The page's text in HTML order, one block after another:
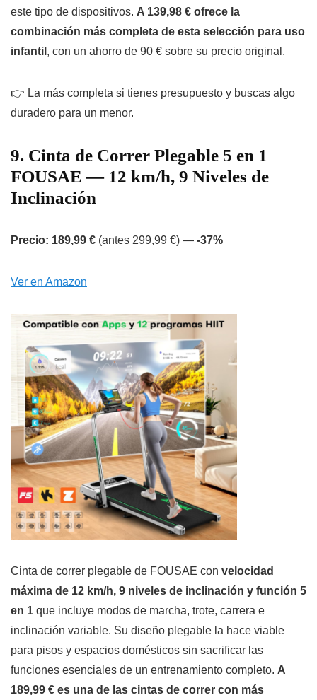
este tipo de dispositivos. A 139,98 € ofrece la
combinación más completa de esta selección para uso
infantil , con un ahorro de 90 € sobre su precio original.
👉 La más completa si tienes presupuesto y buscas algo
duradero para un menor.
9. Cinta de Correr Plegable 5 en 1
FOUSAE — 12 km/h, 9 Niveles de
Inclinación
Precio: 189,99 € (antes 299,99 €) — -37%
Ver en Amazon
Cinta de correr plegable de FOUSAE con velocidad
máxima de 12 km/h, 9 niveles de inclinación y función 5
en 1 que incluye modos de marcha, trote, carrera e
inclinación variable. Su diseño plegable la hace viable
para pisos y espacios domésticos sin sacrificar las
funciones esenciales de un entrenamiento completo. A
189,99 € es una de las cintas de correr con más